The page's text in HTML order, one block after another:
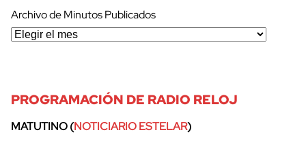
Archivo de Minutos Publicados
PROGRAMACIÓN DE RADIO RELOJ
MATUTINO (NOTICIARIO ESTELAR)